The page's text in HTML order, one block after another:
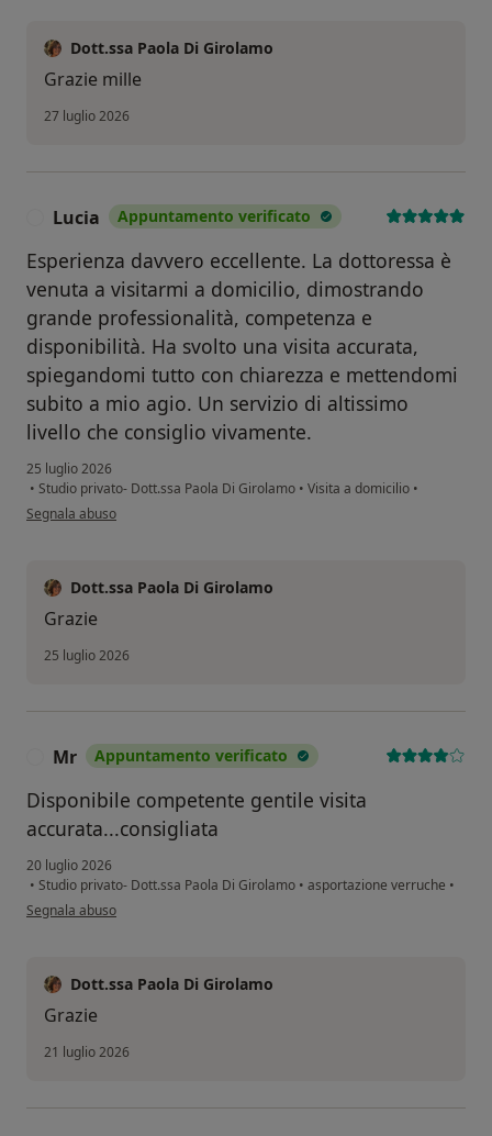
Dott.ssa Paola Di Girolamo
Grazie mille
27 luglio 2026
Lucia Appuntamento verificato
Esperienza davvero eccellente. La dottoressa è
venuta a visitarmi a domicilio, dimostrando
grande professionalità, competenza e
disponibilità. Ha svolto una visita accurata,
spiegandomi tutto con chiarezza e mettendomi
subito a mio agio. Un servizio di altissimo
livello che consiglio vivamente.
25 luglio 2026
• Studio privato- Dott.ssa Paola Di Girolamo • Visita a domicilio •
secondo l'opinione dell'utente Lucia
Segnala abuso
Dott.ssa Paola Di Girolamo
Grazie
25 luglio 2026
Mr Appuntamento verificato
Disponibile competente gentile visita
accurata...consigliata
20 luglio 2026
• Studio privato- Dott.ssa Paola Di Girolamo • asportazione verruche •
secondo l'opinione dell'utente Mr
Segnala abuso
Dott.ssa Paola Di Girolamo
Grazie
21 luglio 2026